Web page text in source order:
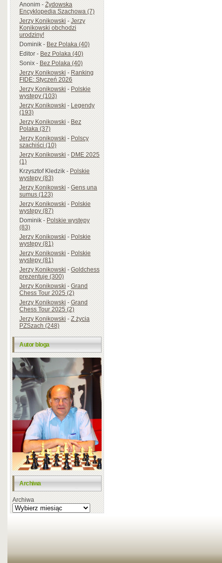
Anonim-Żydowska
Encyklopedia Szachowa (7)
Jerzy Konikowski-Jerzy
Konikowski obchodzi
urodziny!
Dominik-Bez Polaka (40)
Editor-Bez Polaka (40)
Sonix-Bez Polaka (40)
Jerzy Konikowski-Ranking
FIDE: Styczeń 2026
Jerzy Konikowski-Polskie
występy (103)
Jerzy Konikowski-Legendy
(193)
Jerzy Konikowski-Bez
Polaka (37)
Jerzy Konikowski-Polscy
szachiści (10)
Jerzy Konikowski-DME 2025
(1)
Krzysztof Kledzik-Polskie
występy (83)
Jerzy Konikowski-Gens una
sumus (123)
Jerzy Konikowski-Polskie
występy (87)
Dominik-Polskie występy
(83)
Jerzy Konikowski-Polskie
występy (81)
Jerzy Konikowski-Polskie
występy (81)
Jerzy Konikowski-Goldchess
prezentuje (300)
Jerzy Konikowski-Grand
Chess Tour 2025 (2)
Jerzy Konikowski-Grand
Chess Tour 2025 (2)
Jerzy Konikowski-Z życia
PZSzach (248)
Autor bloga
Archiwa
Archiwa